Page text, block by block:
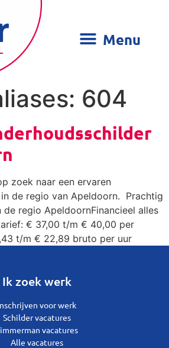
604
zoek naar een ervaren
de regio van Apeldoorn. Prachtig
regio ApeldoornFinancieel alles
€ 37,00 t/m € 40,00 per
t/m € 22,89 bruto per uur
Ik zoek werk
voor werk
Schilder vacatures
vacatures
Alle vacatures